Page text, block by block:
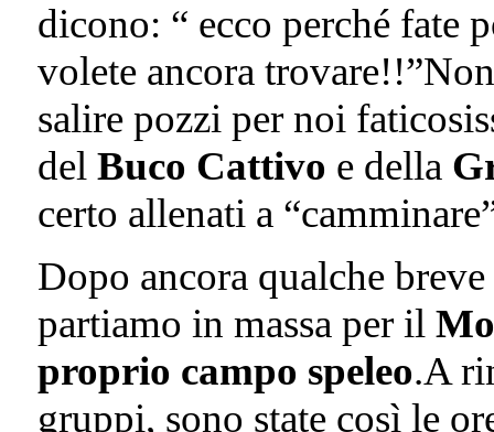
dicono: “ ecco perché fate
volete ancora
salire pozzi per noi
del Buco Cattivo e della
certo allenati a
Dopo ancora qualche
partiamo in massa per il
proprio campo speleo.A
gruppi, sono state così le